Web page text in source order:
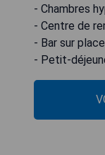
- Chambres
- Centre de
- Bar sur place
- Petit-